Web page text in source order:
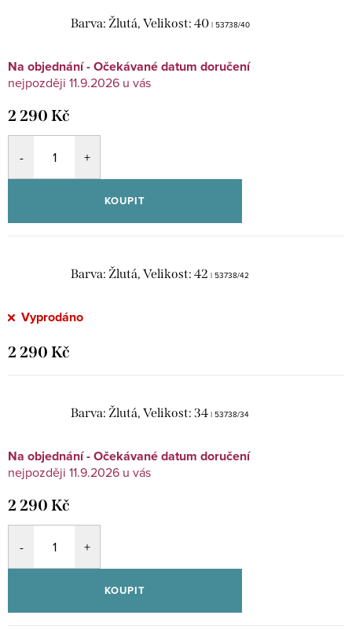
Barva: Žlutá, Velikost: 40 | 53738/40
Na objednání - Očekávané datum doručení
11.9.2026
2 290 Kč
KOUPIT
Barva: Žlutá, Velikost: 42 | 53738/42
Vyprodáno
2 290 Kč
Barva: Žlutá, Velikost: 34 | 53738/34
Na objednání - Očekávané datum doručení
11.9.2026
2 290 Kč
KOUPIT